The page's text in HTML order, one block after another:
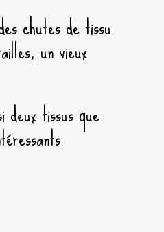
chutes de tissu
un vieux
deux tissus que